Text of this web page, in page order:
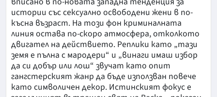
истории със сексуално освободени жени в по-
късна възраст. На този фон криминалната
линия остава по-скоро атмосфера, отколкото
двигател на действието. Реплики като „тази
земя е пълна с мародери“ и „винаги имаш избор
да си добър или лош“ звучат като опит
гангстерският жанр да бъде използван повече
като символичен декор. Истинският фокус е